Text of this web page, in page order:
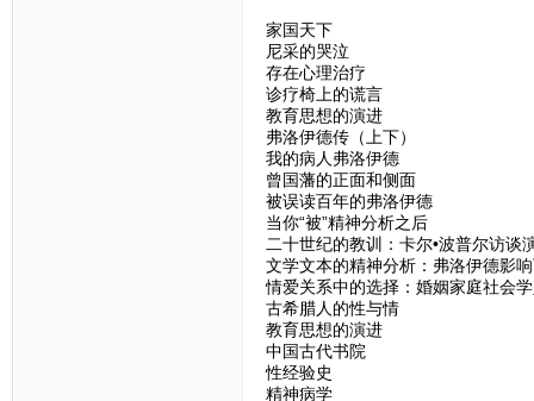
家国天下
尼采的哭泣
存在心理治疗
诊疗椅上的谎言
教育思想的演进
弗洛伊德传（上下）
我的病人弗洛伊德
曾国藩的正面和侧面
被误读百年的弗洛伊德
当你“被”精神分析之后
二十世纪的教训：卡尔•波普尔访谈
文学文本的精神分析：弗洛伊德影
情爱关系中的选择：婚姻家庭社会
古希腊人的性与情
教育思想的演进
中国古代书院
性经验史
精神病学